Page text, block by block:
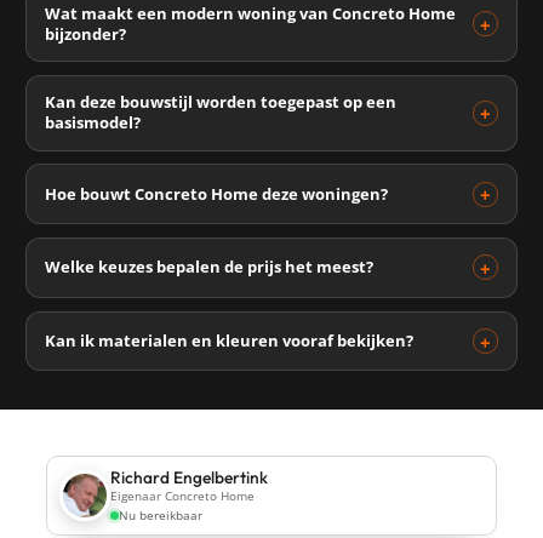
Wat maakt een modern woning van Concreto Home
bijzonder?
Kan deze bouwstijl worden toegepast op een
basismodel?
Hoe bouwt Concreto Home deze woningen?
Welke keuzes bepalen de prijs het meest?
Kan ik materialen en kleuren vooraf bekijken?
Richard Engelbertink
Eigenaar Concreto Home
Nu bereikbaar